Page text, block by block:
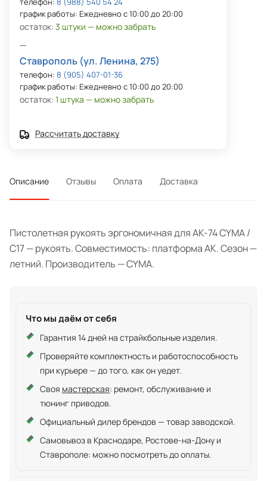
график работы: Ежедневно с 10:00 до 20:00
остаток: 3 штуки — можно забрать
Ставрополь (ул. Ленина, 275)
телефон: 8 (905) 407-01-36
график работы: Ежедневно с 10:00 до 20:00
остаток: 1 штука — можно забрать
Рассчитать доставку
Описание Отзывы Оплата Доставка
Пистолетная рукоять эргономичная для АК-74 CYMA /
С17 — рукоять. Совместимость: платформа АК. Сезон —
летний. Производитель — CYMA.
Что мы даём от себя
Гарантия 14 дней на страйкбольные изделия.
Проверяйте комплектность и работоспособность
при курьере — до того, как он уедет.
Своя мастерская: ремонт, обслуживание и
тюнинг приводов.
Официальный дилер брендов — товар заводской.
Самовывоз в Краснодаре, Ростове-на-Дону и
Ставрополе: можно посмотреть до оплаты.